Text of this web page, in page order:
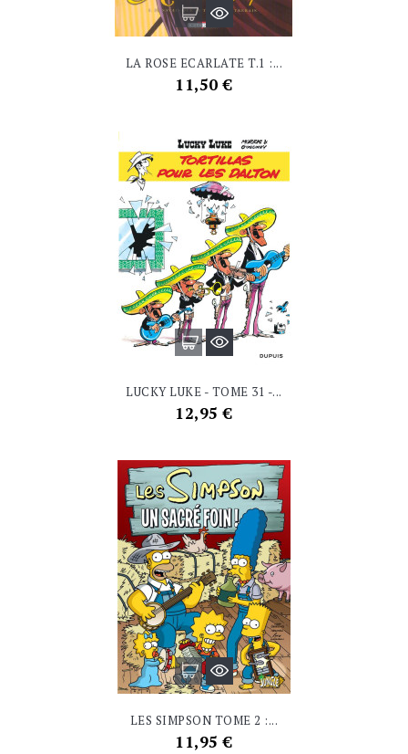
LA ROSE ECARLATE T.1 :...
Prix
11,50 €
LUCKY LUKE - TOME 31 -...
Prix
12,95 €
LES SIMPSON TOME 2 :...
Prix
11,95 €